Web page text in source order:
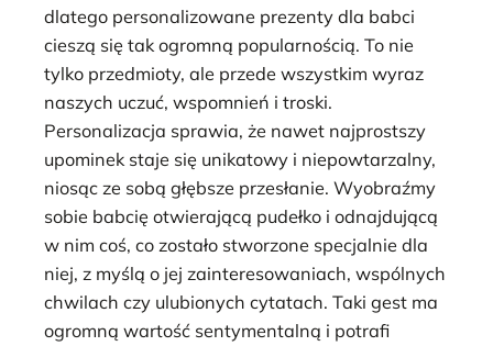
dlatego personalizowane prezenty dla babci
cieszą się tak ogromną popularnością. To nie
tylko przedmioty, ale przede wszystkim wyraz
naszych uczuć, wspomnień i troski.
Personalizacja sprawia, że nawet najprostszy
upominek staje się unikatowy i niepowtarzalny,
niosąc ze sobą głębsze przesłanie. Wyobraźmy
sobie babcię otwierającą pudełko i odnajdującą
w nim coś, co zostało stworzone specjalnie dla
niej, z myślą o jej zainteresowaniach, wspólnych
chwilach czy ulubionych cytatach. Taki gest ma
ogromną wartość sentymentalną i potrafi